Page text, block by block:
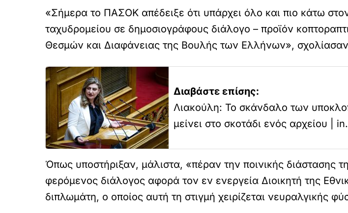
«Σήμερα το ΠΑΣΟΚ απέδειξε ότι υπάρχει όλο και πιο κάτω
ταχυδρομείου σε δημοσιογράφους διάλογο – προϊόν
Θεσμών και Διαφάνειας της Βουλής των Ελλήνων»,
Διαβάστε επίσης:
Λιακούλη: Το σκάνδαλο των
μείνει στο σκοτάδι ενός αρχείου |
Όπως υποστήριξαν, μάλιστα, «πέραν την ποινικής διάστασης
φερόμενος διάλογος αφορά τον εν ενεργεία Διοικητή της
διπλωμάτη, ο οποίος αυτή τη στιγμή χειρίζεται νευραλγικής